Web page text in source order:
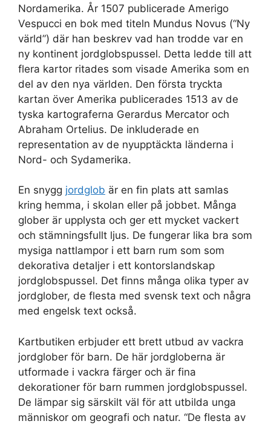
Nordamerika. År 1507 publicerade Amerigo
Vespucci en bok med titeln Mundus Novus (“Ny
värld”) där han beskrev vad han trodde var en
ny kontinent jordglobspussel. Detta ledde till att
flera kartor ritades som visade Amerika som en
del av den nya världen. Den första tryckta
kartan över Amerika publicerades 1513 av de
tyska kartograferna Gerardus Mercator och
Abraham Ortelius. De inkluderade en
representation av de nyupptäckta länderna i
Nord- och Sydamerika.
En snygg jordglob är en fin plats att samlas
kring hemma, i skolan eller på jobbet. Många
glober är upplysta och ger ett mycket vackert
och stämningsfullt ljus. De fungerar lika bra som
mysiga nattlampor i ett barn rum som som
dekorativa detaljer i ett kontorslandskap
jordglobspussel. Det finns många olika typer av
jordglober, de flesta med svensk text och några
med engelsk text också.
Kartbutiken erbjuder ett brett utbud av vackra
jordglober för barn. De här jordgloberna är
utformade i vackra färger och är fina
dekorationer för barn rummen jordglobspussel.
De lämpar sig särskilt väl för att utbilda unga
människor om geografi och natur. “De flesta av